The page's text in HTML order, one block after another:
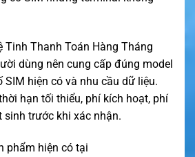
Tinh Thanh Toán Hàng Tháng
dùng nên cung cấp đúng model
SIM hiện có và nhu cầu dữ liệu.
hạn tối thiểu, phí kích hoạt, phí
trước khi xác nhận.
phẩm hiện có tại